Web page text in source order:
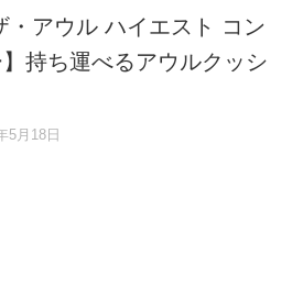
・アウル ハイエスト コン
持ち運べるアウルクッシ
5月18日